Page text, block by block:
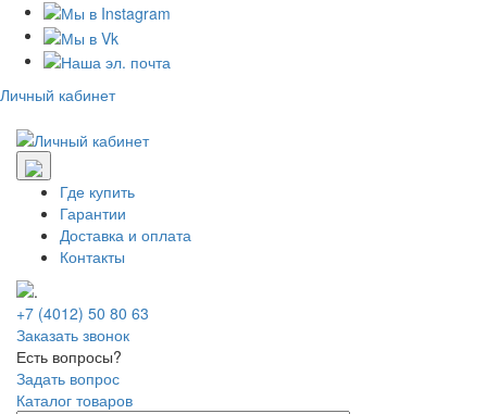
Личный кабинет
Где купить
Гарантии
Доставка и оплата
Контакты
+7 (4012) 50 80 63
Заказать звонок
Есть вопросы?
Задать вопрос
Каталог товаров